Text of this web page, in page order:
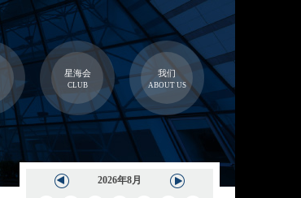
星海会
CLUB
我们
ABOUT US
2026年8月